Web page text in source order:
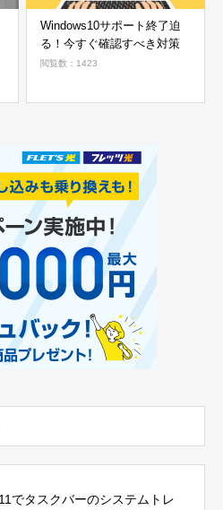
Windows10サポート終了迫
る！今すぐ確認すべき対策
閲覧数：1423
でタスクバーのシステムトレ